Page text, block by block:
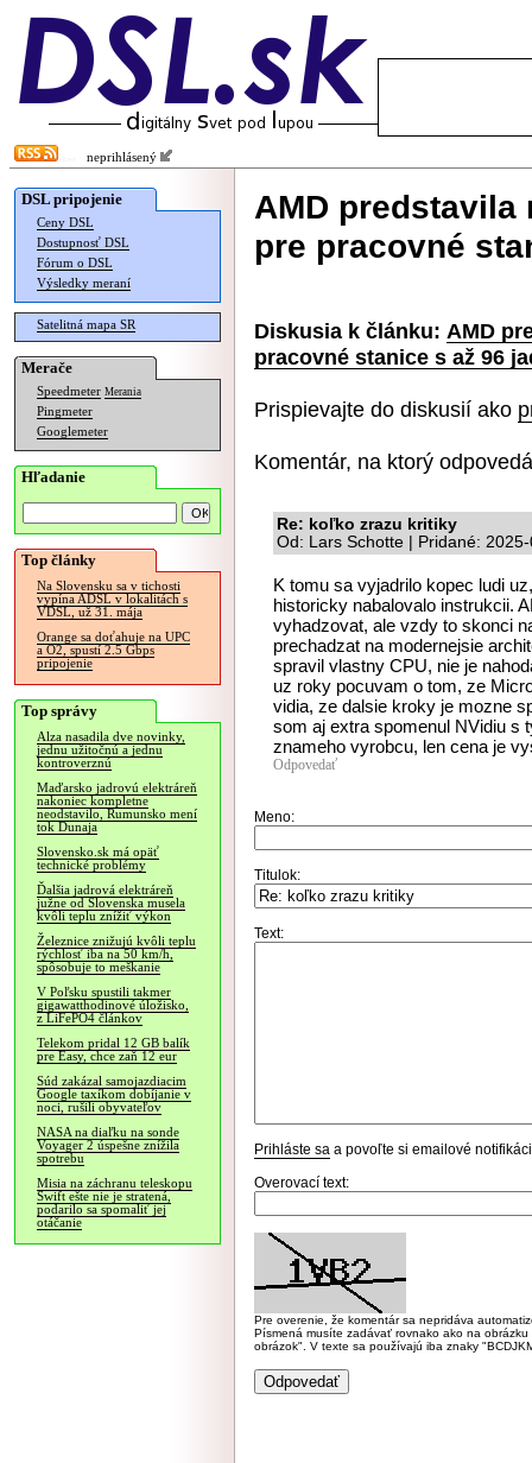
neprihlásený
DSL pripojenie
Ceny DSL
Dostupnosť DSL
Fórum o DSL
Výsledky meraní
Satelitná mapa SR
Merače
Speedmeter Merania
Pingmeter
Googlemeter
Hľadanie
Top články
Na Slovensku sa v tichosti
vypína ADSL v lokalitách s
VDSL, už 31. mája
Orange sa doťahuje na UPC
a O2, spustí 2.5 Gbps
pripojenie
Top správy
Alza nasadila dve novinky,
jednu užitočnú a jednu
kontroverznú
Maďarsko jadrovú elektráreň
nakoniec kompletne
neodstavilo, Rumunsko mení
tok Dunaja
Slovensko.sk má opäť
technické problémy
Ďalšia jadrová elektráreň
južne od Slovenska musela
kvôli teplu znížiť výkon
Železnice znižujú kvôli teplu
rýchlosť iba na 50 km/h,
spôsobuje to meškanie
V Poľsku spustili takmer
gigawatthodinové úložisko,
z LiFePO4 článkov
Telekom pridal 12 GB balík
pre Easy, chce zaň 12 eur
Súd zakázal samojazdiacim
Google taxíkom dobíjanie v
noci, rušili obyvateľov
NASA na diaľku na sonde
Voyager 2 úspešne znížila
spotrebu
Misia na záchranu teleskopu
Swift ešte nie je stratená,
podarilo sa spomaliť jej
otáčanie
AMD predstavila
pre pracovné
Diskusia k článku: AMD
pracovné stanice s až 96
Prispievajte do diskusií ako
Komentár, na ktorý
Re: koľko zrazu kritiky
Od: Lars Schotte | Pridané:
K tomu sa vyjadrilo kopec ludi
historicky nabalovalo instrukcii.
vyhadzovat, ale vzdy to skonci
prechadzat na modernejsie
spravil vlastny CPU, nie je
uz roky pocuvam o tom, ze
vidia, ze dalsie kroky je mozne
som aj extra spomenul NVidiu s
znameho vyrobcu, len cena je
Odpovedať
Meno:
Titulok:
Text:
Prihláste sa a povoľte si emailové
Overovací text:
Pre overenie, že komentár sa nepridáva
Písmená musíte zadávať rovnako ako na
obrázok". V texte sa používajú iba znaky